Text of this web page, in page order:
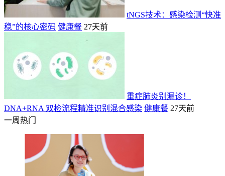
tNGS技术：感染检测“快准
稳”的核心密码 健康餐 27天前
重症肺炎别漏诊！
DNA+RNA 双检流程精准识别混合感染 健康餐 27天前
一周热门